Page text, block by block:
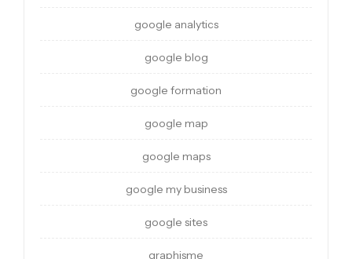
google analytics
google blog
google formation
google map
google maps
google my business
google sites
graphisme